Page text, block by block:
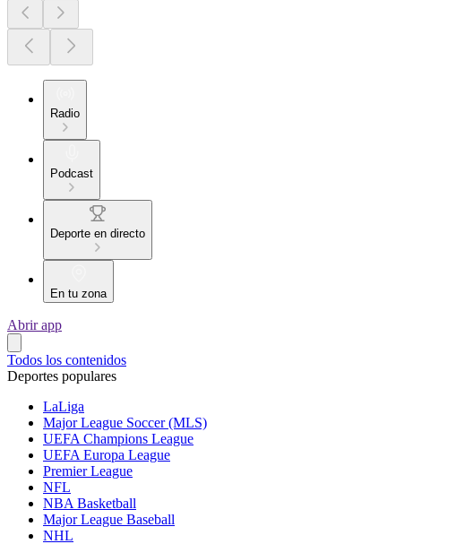
Radio
Podcast
Deporte en directo
En tu zona
Abrir app
Todos los contenidos
Deportes populares
LaLiga
Major League Soccer (MLS)
UEFA Champions League
UEFA Europa League
Premier League
NFL
NBA Basketball
Major League Baseball
NHL